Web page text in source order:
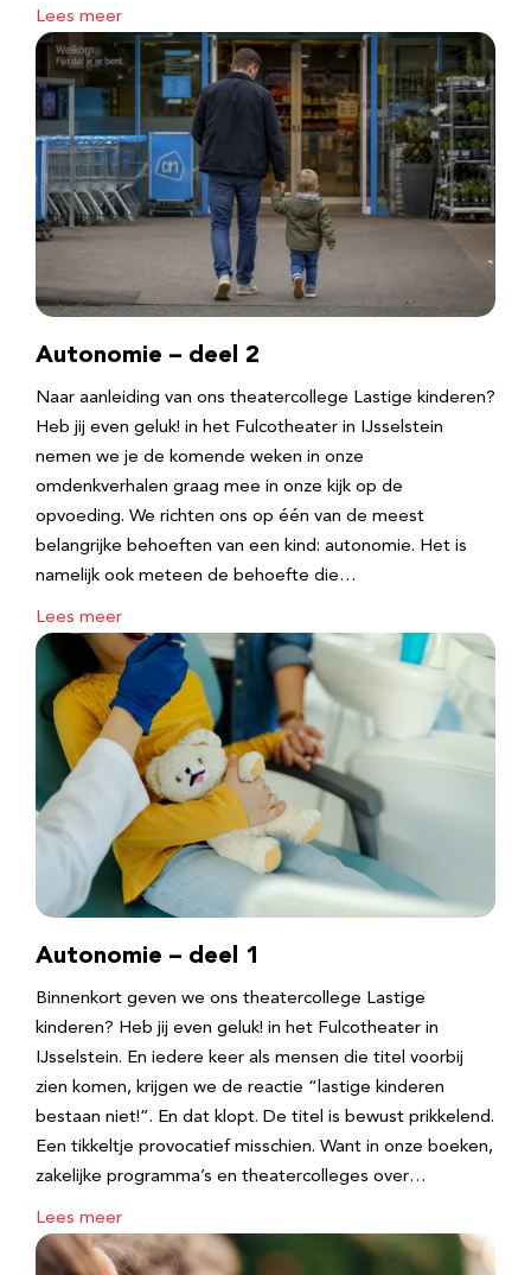
Lees meer
Autonomie – deel 2
Naar aanleiding van ons theatercollege Lastige kinderen?
Heb jij even geluk! in het Fulcotheater in IJsselstein
nemen we je de komende weken in onze
omdenkverhalen graag mee in onze kijk op de
opvoeding. We richten ons op één van de meest
belangrijke behoeften van een kind: autonomie. Het is
namelijk ook meteen de behoefte die…
Lees meer
Autonomie – deel 1
Binnenkort geven we ons theatercollege Lastige
kinderen? Heb jij even geluk! in het Fulcotheater in
IJsselstein. En iedere keer als mensen die titel voorbij
zien komen, krijgen we de reactie “lastige kinderen
bestaan niet!”. En dat klopt. De titel is bewust prikkelend.
Een tikkeltje provocatief misschien. Want in onze boeken,
zakelijke programma’s en theatercolleges over…
Lees meer